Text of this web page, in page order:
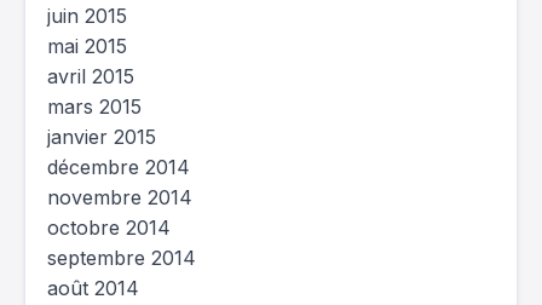
juin 2015
mai 2015
avril 2015
mars 2015
janvier 2015
décembre 2014
novembre 2014
octobre 2014
septembre 2014
août 2014